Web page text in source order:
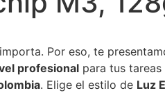
Por eso, te
profesional para tus
. Elige el estilo de Luz